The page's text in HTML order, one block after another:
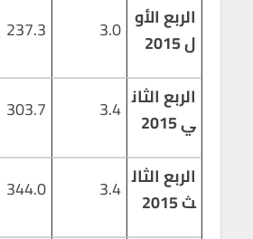
الربع الأو
ل 2015
3.0
237.3
الربع الثان
ي 2015
3.4
303.7
الربع الثال
ث 2015
3.4
344.0